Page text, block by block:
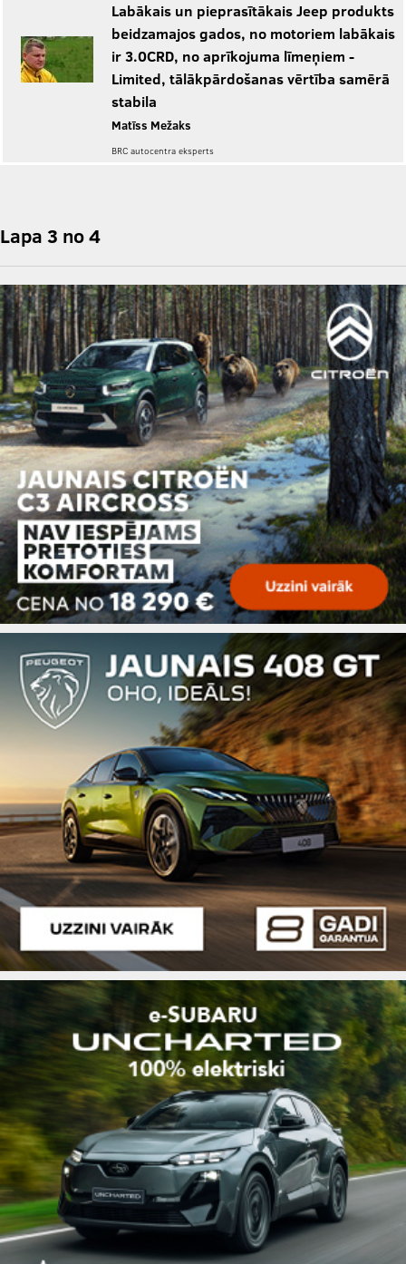
Labākais un pieprasītākais Jeep produkts
beidzamajos gados, no motoriem labākais
ir 3.0CRD, no aprīkojuma līmeņiem -
Limited, tālākpārdošanas vērtība samērā
stabila
Matīss Mežaks
BRC autocentra eksperts
Lapa 3 no 4